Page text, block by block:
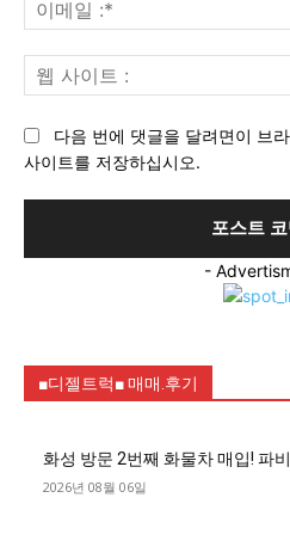
다음 번에 댓글을 달려면이 브
사이트를 저장하십시오.
-
■디젤트럭■ 매매.후기
화성 방문 2번째 화물차 매입! 파
2026년 08월 06일